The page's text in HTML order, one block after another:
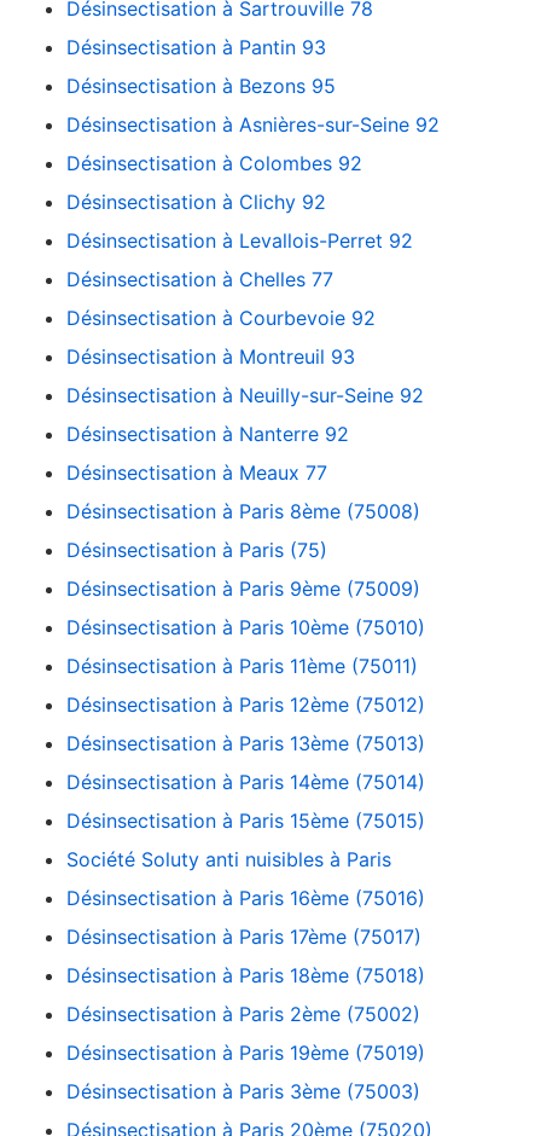
Désinsectisation à Sartrouville 78
Désinsectisation à Pantin 93
Désinsectisation à Bezons 95
Désinsectisation à Asnières-sur-Seine 92
Désinsectisation à Colombes 92
Désinsectisation à Clichy 92
Désinsectisation à Levallois-Perret 92
Désinsectisation à Chelles 77
Désinsectisation à Courbevoie 92
Désinsectisation à Montreuil 93
Désinsectisation à Neuilly-sur-Seine 92
Désinsectisation à Nanterre 92
Désinsectisation à Meaux 77
Désinsectisation à Paris 8ème (75008)
Désinsectisation à Paris (75)
Désinsectisation à Paris 9ème (75009)
Désinsectisation à Paris 10ème (75010)
Désinsectisation à Paris 11ème (75011)
Désinsectisation à Paris 12ème (75012)
Désinsectisation à Paris 13ème (75013)
Désinsectisation à Paris 14ème (75014)
Désinsectisation à Paris 15ème (75015)
Société Soluty anti nuisibles à Paris
Désinsectisation à Paris 16ème (75016)
Désinsectisation à Paris 17ème (75017)
Désinsectisation à Paris 18ème (75018)
Désinsectisation à Paris 2ème (75002)
Désinsectisation à Paris 19ème (75019)
Désinsectisation à Paris 3ème (75003)
Désinsectisation à Paris 20ème (75020)